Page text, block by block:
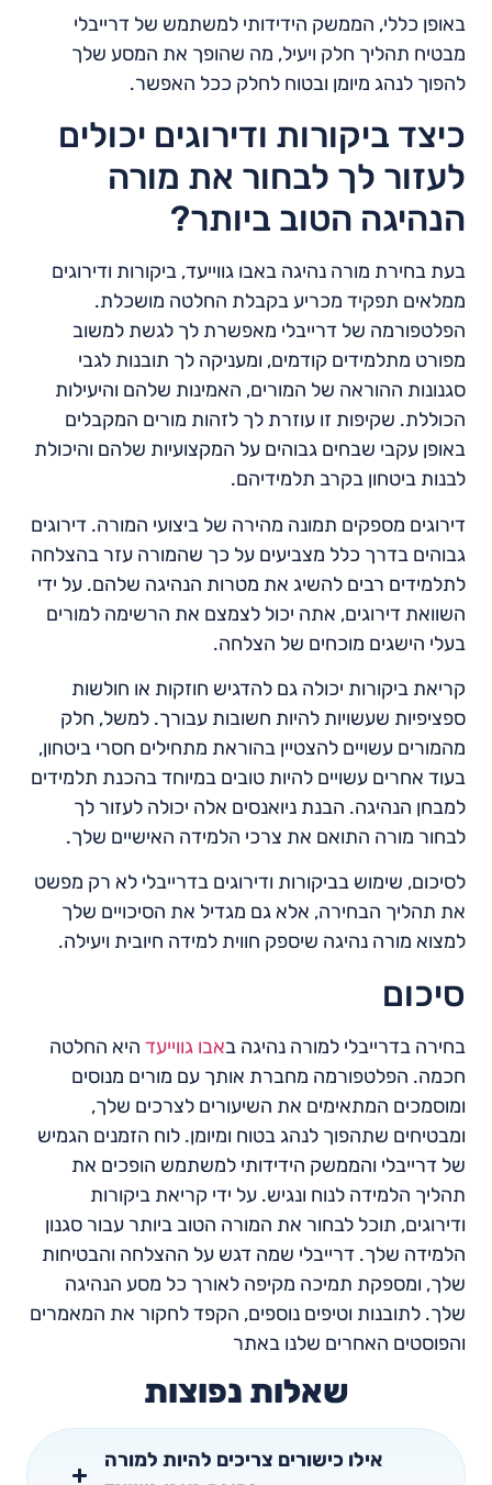
באופן כללי, הממשק הידידותי למשתמש של דרייבלי
מבטיח תהליך חלק ויעיל, מה שהופך את המסע שלך
להפוך לנהג מיומן ובטוח לחלק ככל האפשר.
כיצד ביקורות ודירוגים יכולים
לעזור לך לבחור את מורה
הנהיגה הטוב ביותר?
בעת בחירת מורה נהיגה באבו גווייעד, ביקורות ודירוגים
ממלאים תפקיד מכריע בקבלת החלטה מושכלת.
הפלטפורמה של דרייבלי מאפשרת לך לגשת למשוב
מפורט מתלמידים קודמים, ומעניקה לך תובנות לגבי
סגנונות ההוראה של המורים, האמינות שלהם והיעילות
הכוללת. שקיפות זו עוזרת לך לזהות מורים המקבלים
באופן עקבי שבחים גבוהים על המקצועיות שלהם והיכולת
לבנות ביטחון בקרב תלמידיהם.
דירוגים מספקים תמונה מהירה של ביצועי המורה. דירוגים
גבוהים בדרך כלל מצביעים על כך שהמורה עזר בהצלחה
לתלמידים רבים להשיג את מטרות הנהיגה שלהם. על ידי
השוואת דירוגים, אתה יכול לצמצם את הרשימה למורים
בעלי הישגים מוכחים של הצלחה.
קריאת ביקורות יכולה גם להדגיש חוזקות או חולשות
ספציפיות שעשויות להיות חשובות עבורך. למשל, חלק
מהמורים עשויים להצטיין בהוראת מתחילים חסרי ביטחון,
בעוד אחרים עשויים להיות טובים במיוחד בהכנת תלמידים
למבחן הנהיגה. הבנת ניואנסים אלה יכולה לעזור לך
לבחור מורה התואם את צרכי הלמידה האישיים שלך.
לסיכום, שימוש בביקורות ודירוגים בדרייבלי לא רק מפשט
את תהליך הבחירה, אלא גם מגדיל את הסיכויים שלך
למצוא מורה נהיגה שיספק חווית למידה חיובית ויעילה.
סיכום
בחירה בדרייבלי למורה נהיגה באבו גווייעד היא החלטה
חכמה. הפלטפורמה מחברת אותך עם מורים מנוסים
ומוסמכים המתאימים את השיעורים לצרכים שלך,
ומבטיחים שתהפוך לנהג בטוח ומיומן. לוח הזמנים הגמיש
של דרייבלי והממשק הידידותי למשתמש הופכים את
תהליך הלמידה לנוח ונגיש. על ידי קריאת ביקורות
ודירוגים, תוכל לבחור את המורה הטוב ביותר עבור סגנון
הלמידה שלך. דרייבלי שמה דגש על ההצלחה והבטיחות
שלך, ומספקת תמיכה מקיפה לאורך כל מסע הנהיגה
שלך. לתובנות וטיפים נוספים, הקפד לחקור את המאמרים
והפוסטים האחרים שלנו באתר
שאלות נפוצות
אילו כישורים צריכים להיות למורה